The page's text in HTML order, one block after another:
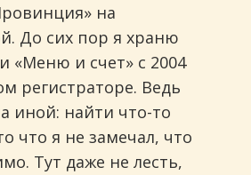
на
До сих пор я храню
«Меню и счет» с 2004
регистраторе. Ведь
иной: найти что-то
что я не замечал, что
Тут даже не лесть,